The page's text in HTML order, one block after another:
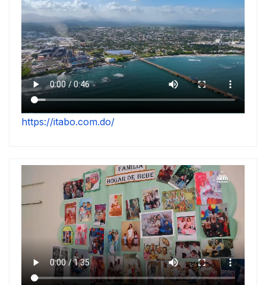
https://itabo.com.do/